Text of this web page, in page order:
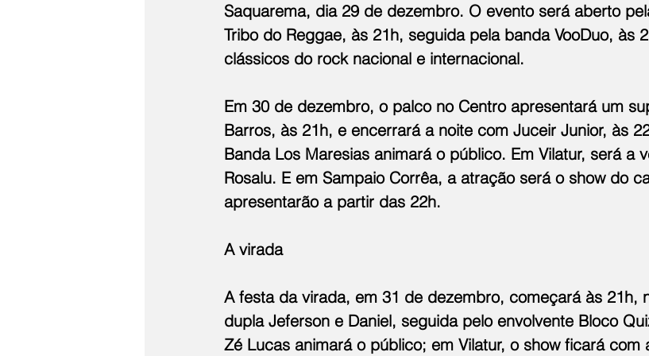
Saquarema, dia 29 de dezembro. O evento será aberto
Tribo do Reggae, às 21h, seguida pela banda VooDuo, às
clássicos do rock nacional e internacional.
Em 30 de dezembro, o palco no Centro apresentará um
Barros, às 21h, e encerrará a noite com Juceir Junior, às
Banda Los Maresias animará o público. Em Vilatur, será a
Rosalu. E em Sampaio Corrêa, a atração será o show do
apresentarão a partir das 22h.
A virada
A festa da virada, em 31 de dezembro, começará às 21h,
dupla Jeferson e Daniel, seguida pelo envolvente Bloco
Zé Lucas animará o público; em Vilatur, o show ficará com